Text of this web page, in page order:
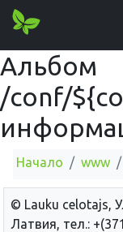
Альбом
/conf/
Начало www
© Lauku сelotajs,
Латвия, тел.: